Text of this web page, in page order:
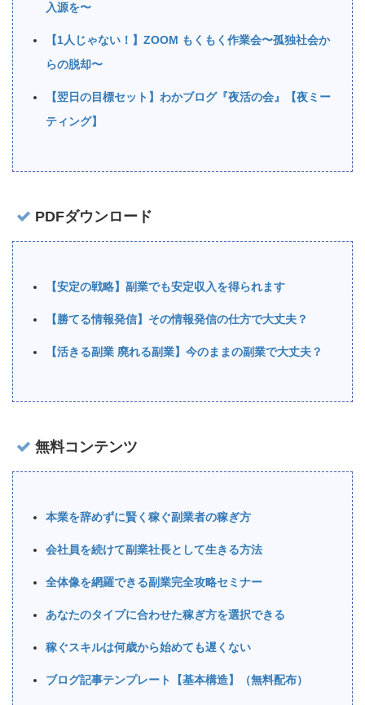
入源を〜
【1人じゃない！】ZOOM もくもく作業会〜孤独社会か
らの脱却〜
【翌日の目標セット】わかブログ『夜活の会』【夜ミー
ティング】
PDFダウンロード
【安定の戦略】副業でも安定収入を得られます
【勝てる情報発信】その情報発信の仕方で大丈夫？
【活きる副業 廃れる副業】今のままの副業で大丈夫？
無料コンテンツ
本業を辞めずに賢く稼ぐ副業者の稼ぎ方
会社員を続けて副業社長として生きる方法
全体像を網羅できる副業完全攻略セミナー
あなたのタイプに合わせた稼ぎ方を選択できる
稼ぐスキルは何歳から始めても遅くない
ブログ記事テンプレート【基本構造】（無料配布）